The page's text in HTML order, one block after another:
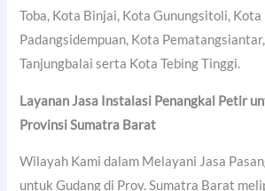
Toba, Kota Binjai, Kota Gunungsitoli, Kota
Padangsidempuan, Kota
Tanjungbalai serta Kota Tebing Tinggi.
Layanan Jasa Instalasi Penangkal Petir
Provinsi Sumatra Barat
Wilayah Kami dalam Melayani Jasa
untuk Gudang di Prov. Sumatra Barat